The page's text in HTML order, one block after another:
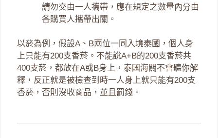
請勿交由一人攜帶，應在規定之數量內分由
各購買人攜帶出關。
以菸為例，假設A、B兩位一同入境泰國，個人身
上只能有200支香菸。不能說A+B的200支香菸共
400支菸，都放在A或B身上，泰國海關不會聽你解
釋，反正就是被檢查到時一人身上就只能有200支
香菸，否則沒收商品，並且罰錢。